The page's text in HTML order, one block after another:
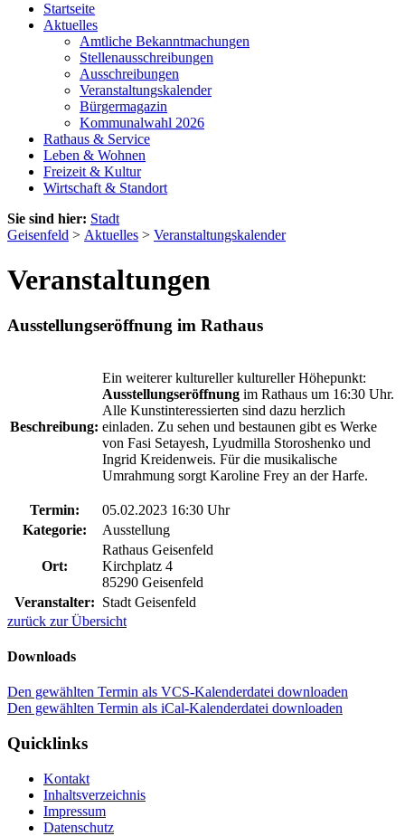
Startseite
Aktuelles
Amtliche Bekanntmachungen
Stellenausschreibungen
Ausschreibungen
Veranstaltungskalender
Bürgermagazin
Kommunalwahl 2026
Rathaus & Service
Leben & Wohnen
Freizeit & Kultur
Wirtschaft & Standort
Sie sind hier: Stadt
Geisenfeld > Aktuelles > Veranstaltungskalender
Veranstaltungen
Ausstellungseröffnung im Rathaus
Beschreibung:
Ein weiterer kultureller kultureller Höhepunkt:
Ausstellungseröffnung im Rathaus um 16:30 Uhr.
Alle Kunstinteressierten sind dazu herzlich
einladen. Zu sehen und bestaunen gibt es Werke
von Fasi Setayesh, Lyudmilla Storoshenko und
Ingrid Kreidenweis. Für die musikalische
Umrahmung sorgt Karoline Frey an der Harfe.
Termin:
05.02.2023 16:30 Uhr
Kategorie:
Ausstellung
Ort:
Rathaus Geisenfeld
Kirchplatz 4
85290 Geisenfeld
Veranstalter: Stadt Geisenfeld
zurück zur Übersicht
Downloads
Den gewählten Termin als VCS-Kalenderdatei downloaden
Den gewählten Termin als iCal-Kalenderdatei downloaden
Quicklinks
Kontakt
Inhaltsverzeichnis
Impressum
Datenschutz